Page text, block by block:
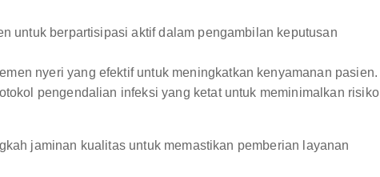
untuk berpartisipasi aktif dalam pengambilan keputusan
nyeri yang efektif untuk meningkatkan kenyamanan pasien.
pengendalian infeksi yang ketat untuk meminimalkan risiko
jaminan kualitas untuk memastikan pemberian layanan